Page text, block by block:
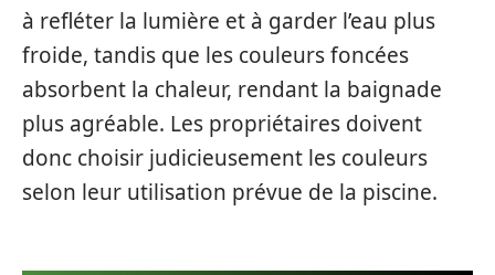
à refléter la lumière et à garder l’eau plus
froide, tandis que les couleurs foncées
absorbent la chaleur, rendant la baignade
plus agréable. Les propriétaires doivent
donc choisir judicieusement les couleurs
selon leur utilisation prévue de la piscine.